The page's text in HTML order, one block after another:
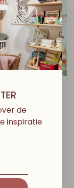
LAB AMSTERDAM
- Sealife
Coral
de
inspiratie